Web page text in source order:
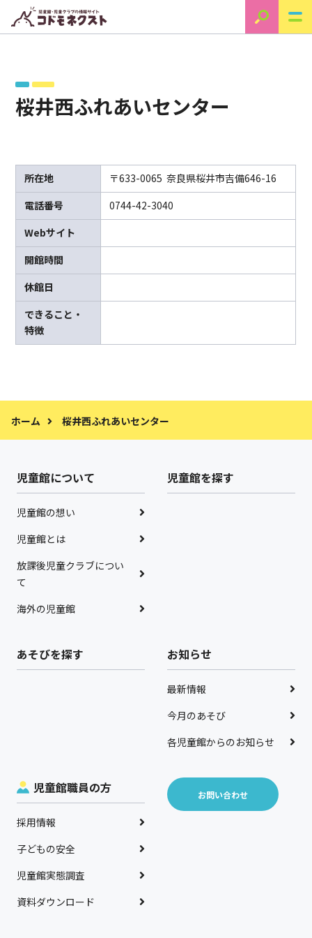
桜井西ふれあいセンター
所在地
〒633-0065 奈良県桜井市吉備646-16
電話番号
0744-42-3040
Webサイト
開館時間
休館日
できること・
特徴
ホーム 桜井西ふれあいセンター
児童館について
児童館の想い
児童館とは
放課後児童クラブについ
て
海外の児童館
児童館を探す
あそびを探す お知らせ
最新情報
今月のあそび
各児童館からのお知らせ
児童館職員の方
採用情報
子どもの安全
児童館実態調査
資料ダウンロード
お問い合わせ